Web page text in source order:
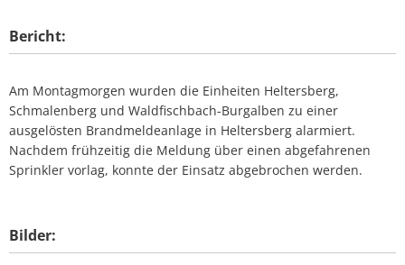
Bericht:
Am Montagmorgen wurden die Einheiten Heltersberg,
Schmalenberg und Waldfischbach-Burgalben zu einer
ausgelösten Brandmeldeanlage in Heltersberg alarmiert.
Nachdem frühzeitig die Meldung über einen abgefahrenen
Sprinkler vorlag, konnte der Einsatz abgebrochen werden.
Bilder: